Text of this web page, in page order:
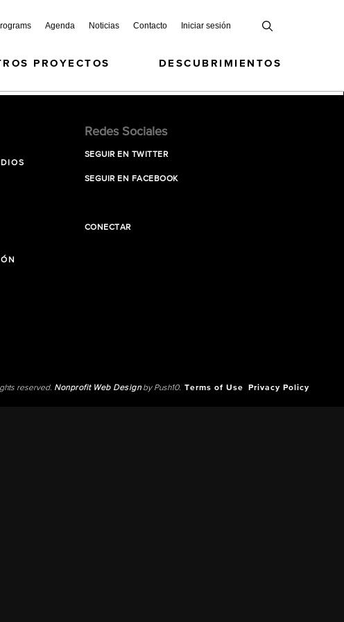
Agenda Noticias Contacto Iniciar sesión
PROYECTOS DESCUBRIMIENTOS
Redes Sociales
SEGUIR EN TWITTER
SEGUIR EN FACEBOOK
CONECTAR
reserved. Nonprofit Web Designby Push10. Terms of Use Privacy Policy